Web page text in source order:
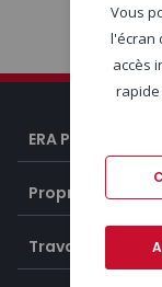
ERA Portugal
Propriétés
Travailler chez
Vous
l'écran
accès
rapide